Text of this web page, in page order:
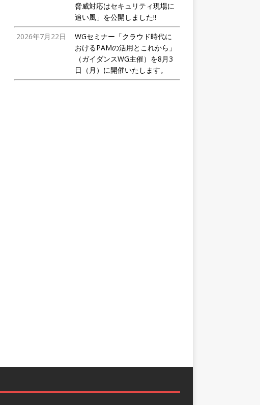
脅威対応はセキュリティ現場に
追い風」を公開しました!!
2026年7月22日
WGセミナー「クラウド時代に
おけるPAMの活用とこれから」
（ガイダンスWG主催）を8月3
日（月）に開催いたします。